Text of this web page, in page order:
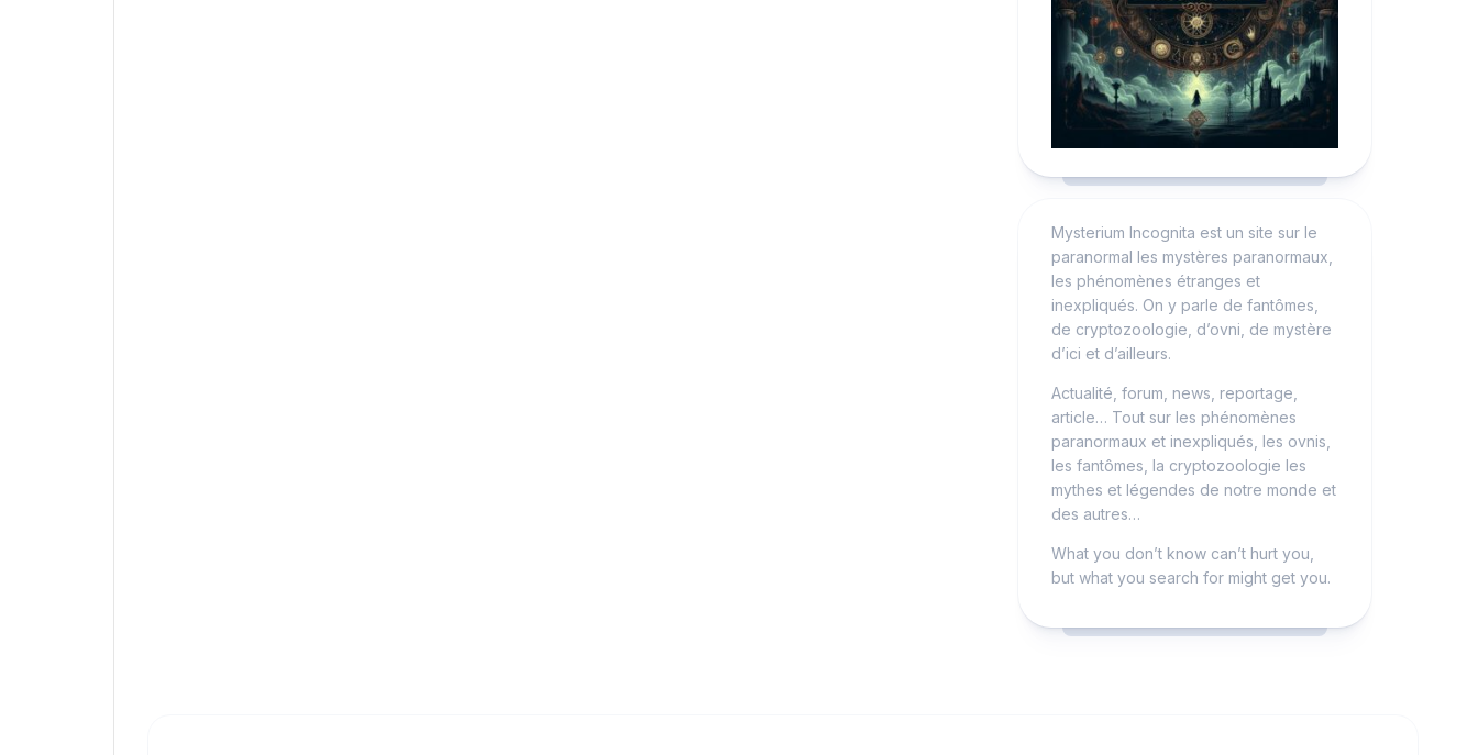
Mysterium Incognita est un site sur le
paranormal les mystères paranormaux,
les phénomènes étranges et
inexpliqués. On y parle de fantômes,
de cryptozoologie, d’ovni, de mystère
d’ici et d’ailleurs.
Actualité, forum, news, reportage,
article… Tout sur les phénomènes
paranormaux et inexpliqués, les ovnis,
les fantômes, la cryptozoologie les
mythes et légendes de notre monde et
des autres…
What you don’t know can’t hurt you,
but what you search for might get you.